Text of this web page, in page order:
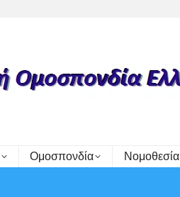
Ομοσπονδία Νομοθεσία